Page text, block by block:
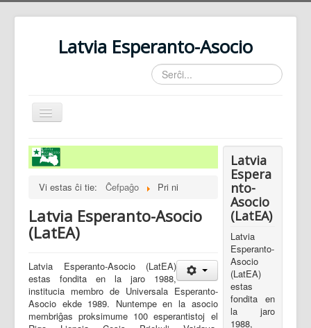
Latvia Esperanto-Asocio
Serĉi...
Baskuligi
Informo pri BET-60
Pri ni
Kontaktoj
Vi estas ĉi tie: Ĉefpaĝo Pri ni
Latvia Esperanto-Asocio
(LatEA)
Latvia Esperanto-Asocio (LatEA)
estas fondita en la jaro 1988,
institucia membro de Universala Esperanto-
Asocio ekde 1989. Nuntempe en la asocio
membriĝas proksimume 100 esperantistoj el
Latvia
Espera
nto-
Asocio
(LatEA)
Latvia
Esperanto-
Asocio
(LatEA)
estas
fondita en
la jaro
1988,